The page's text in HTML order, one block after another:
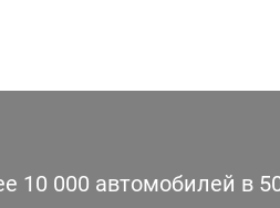
000 автомобилей в